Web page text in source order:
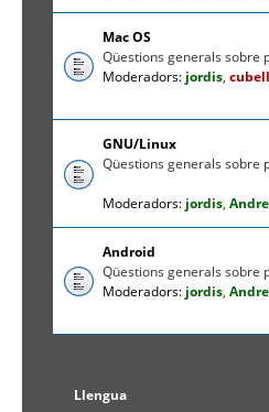
Mac OS
Qüestions generals sobre
Moderadors: jordis,
GNU/Linux
Qüestions generals sobre
Moderadors: jordis,
Android
Qüestions generals sobre
Moderadors: jordis,
Llengua